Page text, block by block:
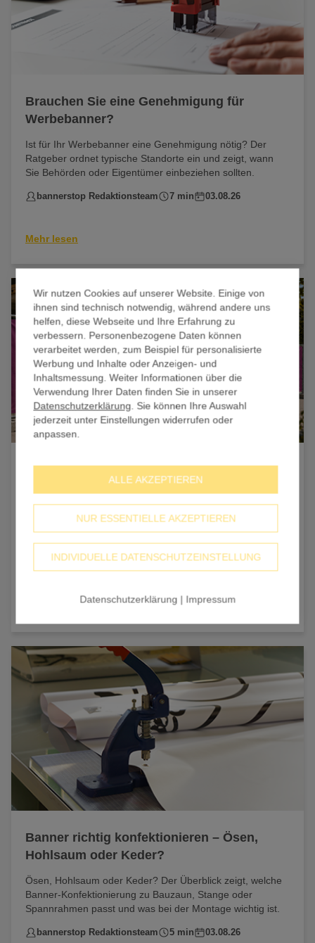
Wir nutzen Cookies auf unserer Website. Einige von
ihnen sind technisch notwendig, während andere uns
helfen, diese Webseite und Ihre Erfahrung zu
verbessern. Personenbezogene Daten können
verarbeitet werden, zum Beispiel für personalisierte
Werbung und Inhalte oder Anzeigen- und
Inhaltsmessung. Weiter Informationen über die
Verwendung Ihrer Daten finden Sie in unserer
Datenschutzerklärung. Sie können Ihre Auswahl
jederzeit unter Einstellungen widerrufen oder
anpassen.
ALLE AKZEPTIEREN
INDIVIDUELLE DATENSCHUTZEINSTELLUNG
NUR ESSENTIELLE AKZEPTIEREN
Datenschutzerklärung | Impressum
Brauchen Sie eine Genehmigung für
Werbebanner?
Ist für Ihr Werbebanner eine Genehmigung nötig? Der
Ratgeber ordnet typische Standorte ein und zeigt, wann
Sie Behörden oder Eigentümer einbeziehen sollten.
bannerstop Redaktionsteam 7 min 03.08.26
Mehr lesen
Welche rechtlichen Vorschriften gelten für
Werbebanner?
Baurecht, Sondernutzung oder Brandschutz: Der Überblick
und was vor Bestellung und Montage zu klären ist.
bannerstop Redaktionsteam 10 min 03.08.26
Banner richtig konfektionieren – Ösen,
Hohlsaum oder Keder?
Ösen, Hohlsaum oder Keder? Der Überblick zeigt, welche
Banner-Konfektionierung zu Bauzaun, Stange oder
Spannrahmen passt und was bei der Montage wichtig ist.
bannerstop Redaktionsteam 5 min 03.08.26